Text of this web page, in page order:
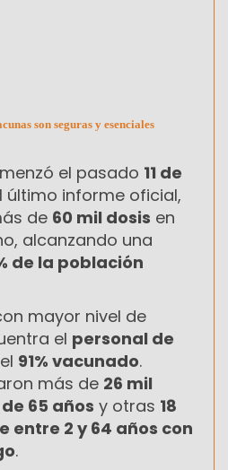
son seguras y esenciales
el pasado 11 de
último informe oficial,
de 60 mil dosis en
alcanzando una
de la población
mayor nivel de
el personal de
91% vacunado.
más de 26 mil
65 años y otras 18
entre 2 y 64 años con
.